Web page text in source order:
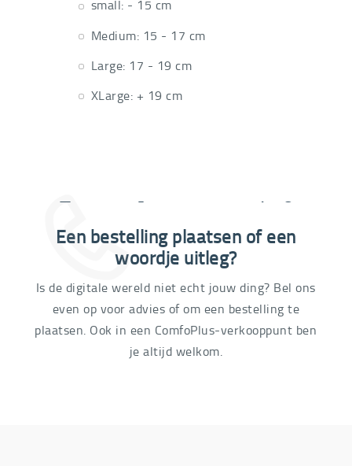
small: - 15 cm
Medium: 15 - 17 cm
Large: 17 - 19 cm
XLarge: + 19 cm
03 292 21 60
Een bestelling plaatsen of een
woordje uitleg?
Is de digitale wereld niet echt jouw ding? Bel ons
even op voor advies of om een bestelling te
plaatsen. Ook in een ComfoPlus-verkooppunt ben
je altijd welkom.